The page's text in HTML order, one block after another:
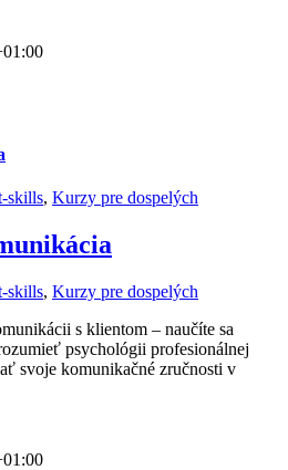
skills, Kurzy pre dospelých
skills, Kurzy pre dospelých
s klientom – naučíte sa
psychológii profesionálnej
svoje komunikačné zručnosti v